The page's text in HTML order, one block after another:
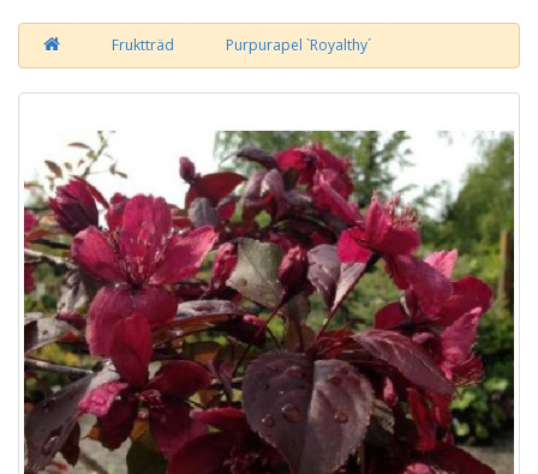
Fruktträd Purpurapel `Royalthy´